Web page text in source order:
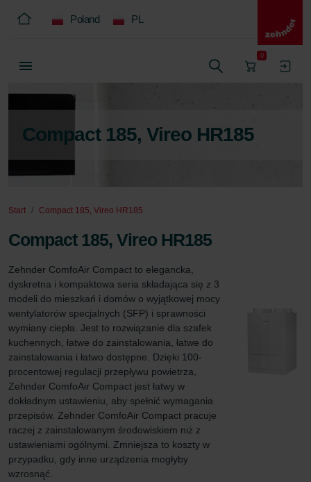
Poland PL
0
Compact 185, Vireo HR185
Start Compact 185, Vireo HR185
Compact 185, Vireo HR185
Zehnder ComfoAir Compact to elegancka,
dyskretna i kompaktowa seria składająca się z 3
modeli do mieszkań i domów o wyjątkowej mocy
wentylatorów specjalnych (SFP) i sprawności
wymiany ciepła. Jest to rozwiązanie dla szafek
kuchennych, łatwe do zainstalowania, łatwe do
zainstalowania i łatwo dostępne. Dzięki 100-
procentowej regulacji przepływu powietrza,
Zehnder ComfoAir Compact jest łatwy w
dokładnym ustawieniu, aby spełnić wymagania
przepisów. Zehnder ComfoAir Compact pracuje
raczej z zainstalowanym środowiskiem niż z
ustawieniami ogólnymi. Zmniejsza to koszty w
przypadku, gdy inne urządzenia mogłyby
wzrosnąć.